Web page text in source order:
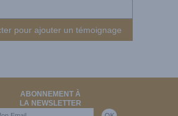
pour ajouter un témoignage
ABONNEMENT À
LA NEWSLETTER